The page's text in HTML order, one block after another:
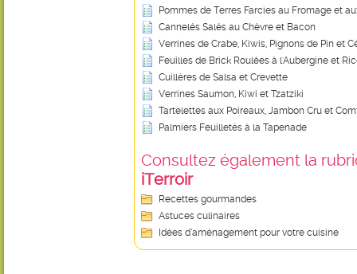
Pommes de Terres Farcies au Fromage et
Cannelés Salés au Chèvre et Bacon
Verrines de Crabe, Kiwis, Pignons de Pin et
Feuilles de Brick Roulées à l'Aubergine et
Cuillères de Salsa et Crevette
Verrines Saumon, Kiwi et Tzatziki
Tartelettes aux Poireaux, Jambon Cru et
Palmiers Feuilletés à la Tapenade
Consultez également la
iTerroir
Recettes gourmandes
Astuces culinaires
Idées d’aménagement pour votre cuisine